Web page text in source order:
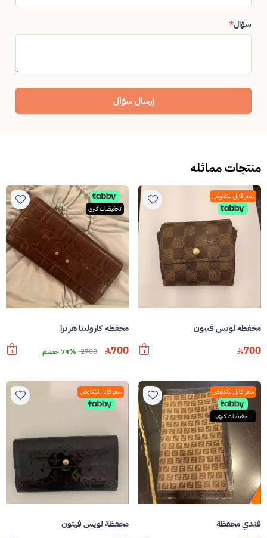
سؤال*
إرسال سؤال
منتجات مماثله
سعر قابل للتفاوض
محفظة لويس فيتون
700
تخفيضات كبرى
محفظة كارولينا هريرا
700
2700 74% خصم
سعر قابل للتفاوض
تخفيضات كبرى
فندي محفظة
سعر قابل للتفاوض
محفظة لويس فيتون